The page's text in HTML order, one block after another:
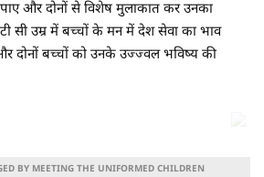
और दोनों से विशेष मुलाकात कर उनका
सी उम्र में बच्चों के मन में देश सेवा का भाव
दोनों बच्चों को उनके उज्ज्वल भविष्य की
BY MEETING THE UNIFORMED CHILDREN